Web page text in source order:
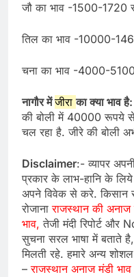
जौ का भाव -1500-1720
तिल का भाव -10000-
चना का भाव -4000-
नागौर मेंजीराका क्या भाव है:
की बोली में 40000 रूपये
चल रहा है. जीरे की बोली
Disclaimer:- व्यापर
प्रकार के लाभ-हानि के लिये
अपने विवेक से करे. किसान
रोजानाराजस्थान की अनाज
भाव, तेजी मंदी रिपोर्ट और
सुचना सरल भाषा में बताते
मिलती रहे. हमारे अन्य
–राजस्थान अनाज मंडी भाव